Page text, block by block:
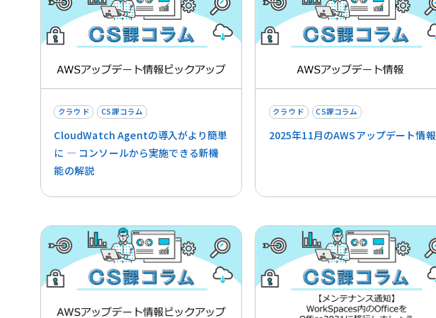
クラウド CS課コラム
CloudWatch Agentの導入がより簡単
に ― コンソールから実施できる新機
能の解説
クラウド CS課コラム
2025年11月のAWSアップデート情報